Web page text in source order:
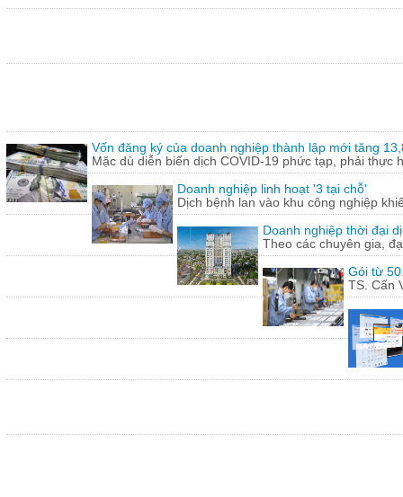
Vốn đăng ký của doanh nghiệp thành lập mới tăng
Mặc dù diễn biến dịch COVID-19 phức tạp, phải thực
Doanh nghiệp linh hoạt '3 tại chỗ'
Dịch bệnh lan vào khu công nghiệp
Doanh nghiệp thời đại
Theo các chuyên gia,
Gói từ
TS. Cấn